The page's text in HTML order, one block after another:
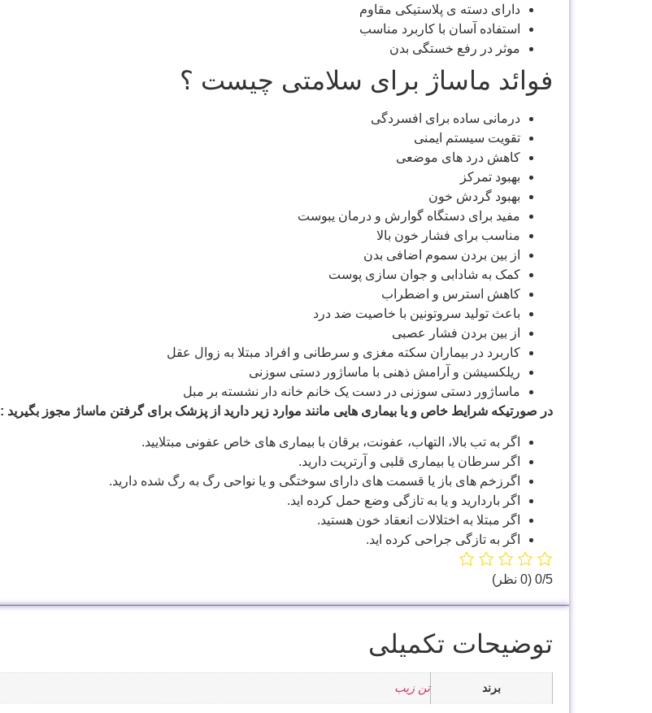
دارای دسته ی پلاستیکی مقاوم
استفاده آسان با کاربرد مناسب
موثر در رفع خستگی بدن
فوائد ماساژ برای سلامتی چیست ؟
درمانی ساده برای افسردگی
تقویت سیستم ایمنی
کاهش درد های موضعی
بهبود تمرکز
بهبود گردش خون
مفید برای دستگاه گوارش و درمان یبوست
مناسب برای فشار خون بالا
از بین بردن سموم اضافی بدن
کمک به شادابی و جوان سازی پوست
کاهش استرس و اضطراب
باعث تولید سروتونین با خاصیت ضد درد
از بین بردن فشار عصبی
کاربرد در بیماران سکته مغزی و سرطانی و افراد مبتلا به زوال عقل
ریلکسیشن و آرامش ذهنی با ماساژور دستی سوزنی
ماساژور دستی سوزنی در دست یک خانم خانه دار نشسته بر مبل
در صورتیکه شرایط خاص و یا بیماری هایی مانند موارد زیر دارید از پزشک برای گرفتن ماساژ مجوز بگیرید :
اگر به تب بالا، التهاب، عفونت، برقان با بیماری های خاص عفونی مبتلایید.
اگر سرطان یا بیماری قلبی و آرتریت دارید.
اگرزخم های باز یا قسمت های دارای سوختگی و یا نواحی رگ به رگ شده دارید.
اگر باردارید و یا به تازگی وضع حمل کرده اید.
اگر مبتلا به اختلالات انعقاد خون هستید.
اگر به تازگی جراحی کرده اید.
‫0/5 ‫(0 نظر)
توضیحات تکمیلی
برند تن زیب